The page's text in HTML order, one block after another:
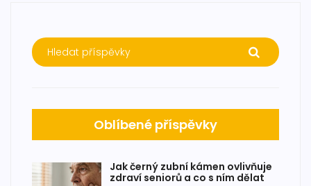
Oblíbené příspěvky
Jak černý zubní kámen ovlivňuje
zdraví seniorů a co s ním dělat